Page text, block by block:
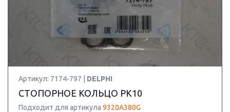
Артикул: 7174-797 | DELPHI
СТОПОРНОЕ КОЛЬЦО PK10
Подходит для артикула 9320A380G